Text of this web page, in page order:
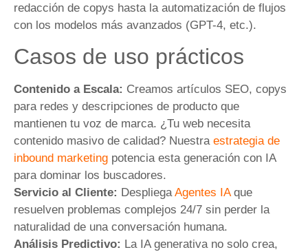
redacción de copys hasta la automatización de flujos
con los modelos más avanzados (GPT-4, etc.).
Casos de uso prácticos
Contenido a Escala: Creamos artículos SEO, copys
para redes y descripciones de producto que
mantienen tu voz de marca. ¿Tu web necesita
contenido masivo de calidad? Nuestra estrategia de
inbound marketing potencia esta generación con IA
para dominar los buscadores.
Servicio al Cliente: DespliegaAgentes IAque
resuelven problemas complejos 24/7 sin perder la
naturalidad de una conversación humana.
Análisis Predictivo: La IA generativa no solo crea,